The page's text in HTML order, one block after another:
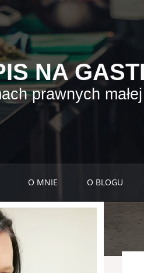
NA
prawnych
O MNIE O BLOGU